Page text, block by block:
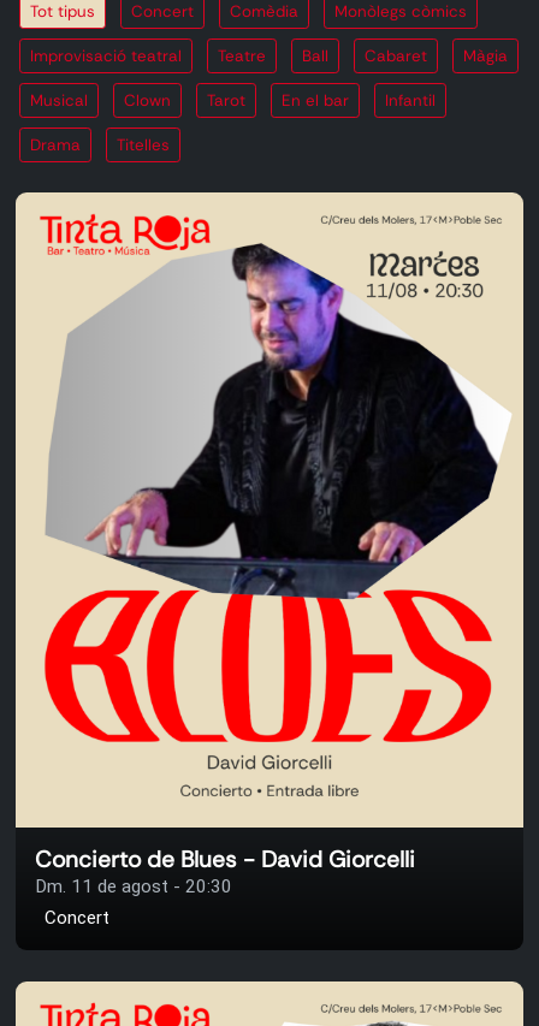
Tot tipus Concert Comèdia Monòlegs còmics
Improvisació teatral Teatre Ball Cabaret Màgia
Musical Clown Tarot En el bar Infantil
Drama Titelles
Concierto de Blues - David Giorcelli
Dm. 11 de agost - 20:30
Concert